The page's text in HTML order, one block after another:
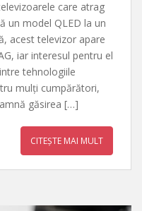
care atrag
un model QLED la un
acest televizor apare
iar interesul pentru el
tehnologiile
mulți cumpărători,
găsirea […]
CITEȘTE MAI MULT